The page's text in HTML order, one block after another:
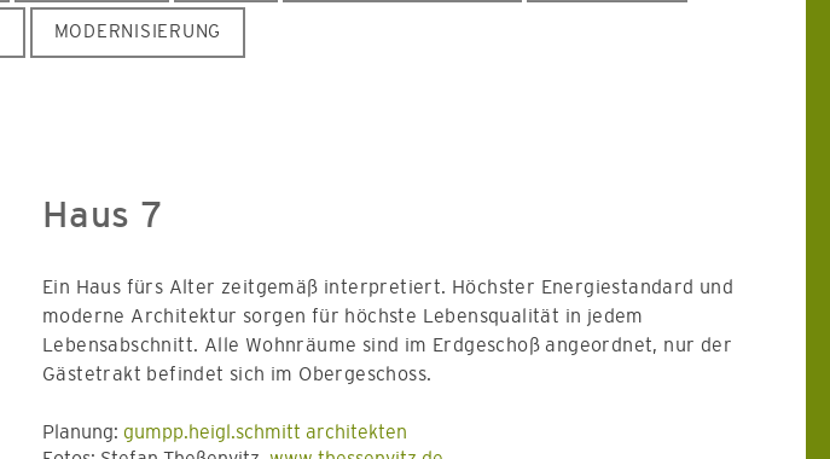
MODERNISIERUNG
Haus 7
Ein Haus fürs Alter zeitgemäß interpretiert. Höchster Energiestandard und
moderne Architektur sorgen für höchste Lebensqualität in jedem
Lebensabschnitt. Alle Wohnräume sind im Erdgeschoß angeordnet, nur der
Gästetrakt befindet sich im Obergeschoss.
Planung: gumpp.heigl.schmitt architekten